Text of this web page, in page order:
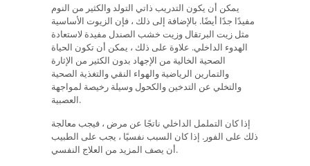
يمكن أن يكون التدريب ذاتي التولد والكثير من النوم
مفيدًا جدًا أيضًا. بالإضافة إلى ذلك ، فإن الزيوت الأساسية
مثل زيت البرتقال وزيت خشب الصندل مفيدة لاستعادة
الهدوء الداخلي. علاوة على ذلك ، يمكن أن تكون الحياة
الصحية الخالية من الإجهاد بدون الكثير من الإثارة
والتمارين الرياضية والهواء النقي والتغذية الصحية
والتخلي عن التدخين والكحول وسيلة رخيصة لمواجهة
العصبية.
إذا كان التململ الداخلي ناتجًا عن مرض ، فيجب معالجة
ذلك على الفور. إذا كان السبب نفسيًا ، يجب على الطبيب
أن يصف المزيد من العلاج النفسي.